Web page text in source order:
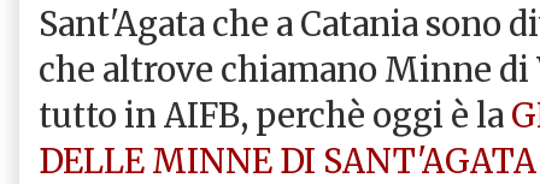
Sant'Agata che a Catania sono
che altrove chiamano Minne di
tutto in AIFB, perchè oggi è la
DELLE MINNE DI